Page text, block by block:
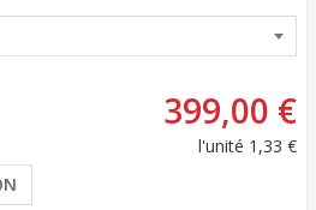
399,00 €
l'unité 1,33 €